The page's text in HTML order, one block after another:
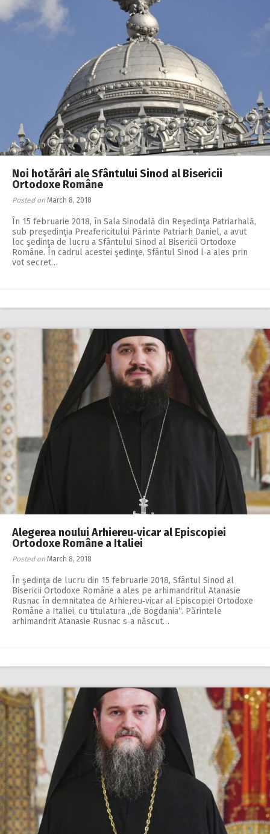
Noi hotărâri ale Sfântului Sinod al Bisericii
Ortodoxe Române
Posted on March 8, 2018
În 15 februarie 2018, în Sala Sinodală din Re­şe­dinţa Patriarhală,
sub pre­şedinţia Preafericitului Părinte Patriarh Daniel, a avut
loc şedinţa de lucru a Sfântului Sinod al Bisericii Ortodoxe
Române. În cadrul acestei şedinţe, Sfântul Sinod l‑a ales prin
vot secret…
Alegerea noului Arhiereu‑vicar al Episcopiei
Ortodoxe Române a Italiei
Posted on March 8, 2018
În şedinţa de lucru din 15 februarie 2018, Sfântul Sinod al
Bisericii Ortodoxe Române a ales pe arhimandritul Atanasie
Rusnac în demnitatea de Arhiereu‑vicar al Episcopiei Ortodoxe
Române a Italiei, cu titulatura „de Bogdania“. Părintele
arhimandrit Atana­sie Rusnac s‑a născut…